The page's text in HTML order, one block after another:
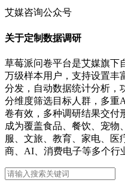
艾媒咨询公众号
关于定制数据调研
草莓派问卷平台是艾媒旗下
万级样本用户，支持设置丰
分发，自动数据统计分析，
分维度筛选目标人群，多重
卷有效，多种调研结果交付
成为覆盖食品、餐饮、宠物
服、文旅、教育、家电、医
商、AI、消费电子等多个行